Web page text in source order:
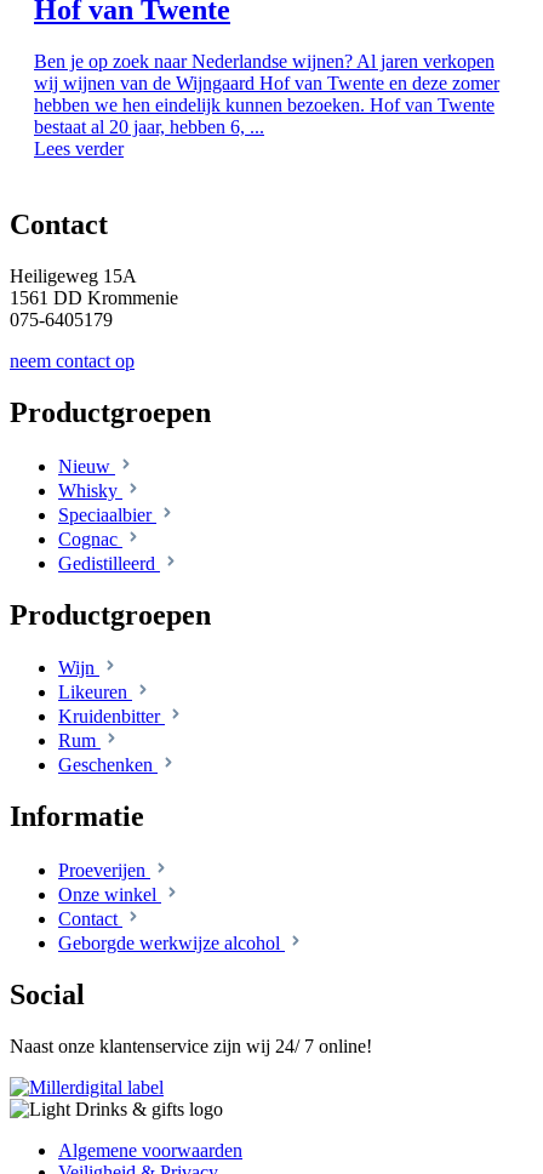
Hof van Twente
Ben je op zoek naar Nederlandse wijnen? Al jaren verkopen
wij wijnen van de Wijngaard Hof van Twente en deze zomer
hebben we hen eindelijk kunnen bezoeken. Hof van Twente
bestaat al 20 jaar, hebben 6, ...
Lees verder
Contact
Heiligeweg 15A
1561 DD Krommenie
075-6405179
neem contact op
Productgroepen
Nieuw
Whisky
Speciaalbier
Cognac
Gedistilleerd
Productgroepen
Wijn
Likeuren
Kruidenbitter
Rum
Geschenken
Informatie
Proeverijen
Onze winkel
Contact
Geborgde werkwijze alcohol
Social
Naast onze klantenservice zijn wij 24/ 7 online!
Algemene voorwaarden